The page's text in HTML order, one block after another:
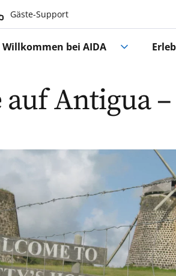
Gäste-Support
Willkommen bei AIDA
auf Antigua